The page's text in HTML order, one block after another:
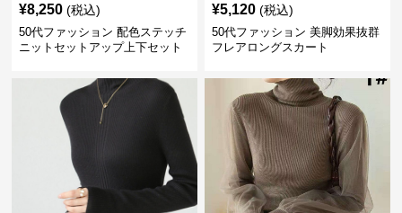
¥8,250 (税込)
50代ファッション 配色ステッチ
ニットセットアップ上下セット
¥5,120 (税込)
50代ファッション 美脚効果抜群
フレアロングスカート